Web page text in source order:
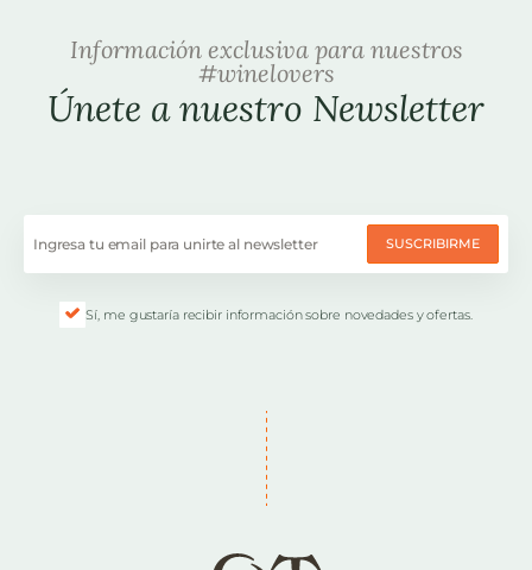
Información exclusiva para nuestros
#winelovers
Únete a nuestro Newsletter
SUSCRIBIRME
Sí, me gustaría recibir información sobre novedades y ofertas.